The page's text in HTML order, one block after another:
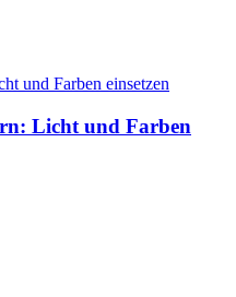
Licht und Farben